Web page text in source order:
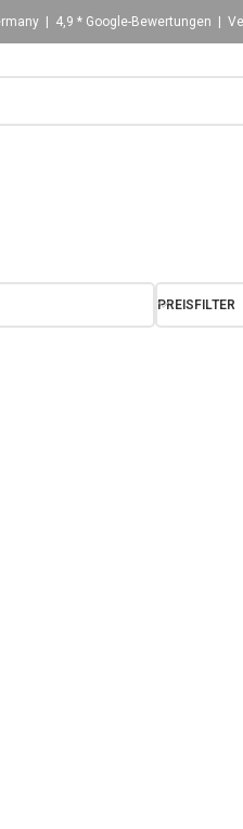
| 4,9 * Google-Bewertungen |
PREISFILTER